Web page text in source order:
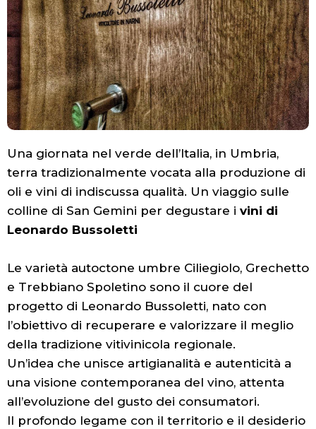
Una giornata nel verde dell’Italia, in Umbria,
terra tradizionalmente vocata alla produzione di
oli e vini di indiscussa qualità. Un viaggio sulle
colline di San Gemini per degustare i vini di
Leonardo Bussoletti
Le varietà autoctone umbre Ciliegiolo, Grechetto
e Trebbiano Spoletino sono il cuore del
progetto di Leonardo Bussoletti, nato con
l’obiettivo di recuperare e valorizzare il meglio
della tradizione vitivinicola regionale.
Un’idea che unisce artigianalità e autenticità a
una visione contemporanea del vino, attenta
all’evoluzione del gusto dei consumatori.
Il profondo legame con il territorio e il desiderio